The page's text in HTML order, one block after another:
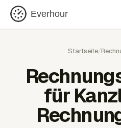
Everhour
Startseite/
für